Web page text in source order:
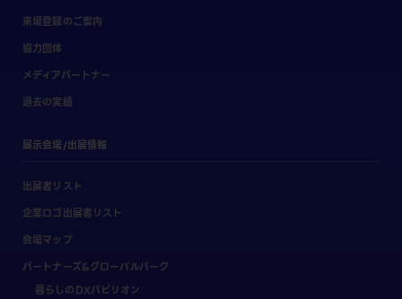
来場登録のご案内
協力団体
メディアパートナー
過去の実績
展示会場/出展情報
出展者リスト
企業ロゴ出展者リスト
会場マップ
パートナーズ&グローバルパーク
暮らしのDXパビリオン